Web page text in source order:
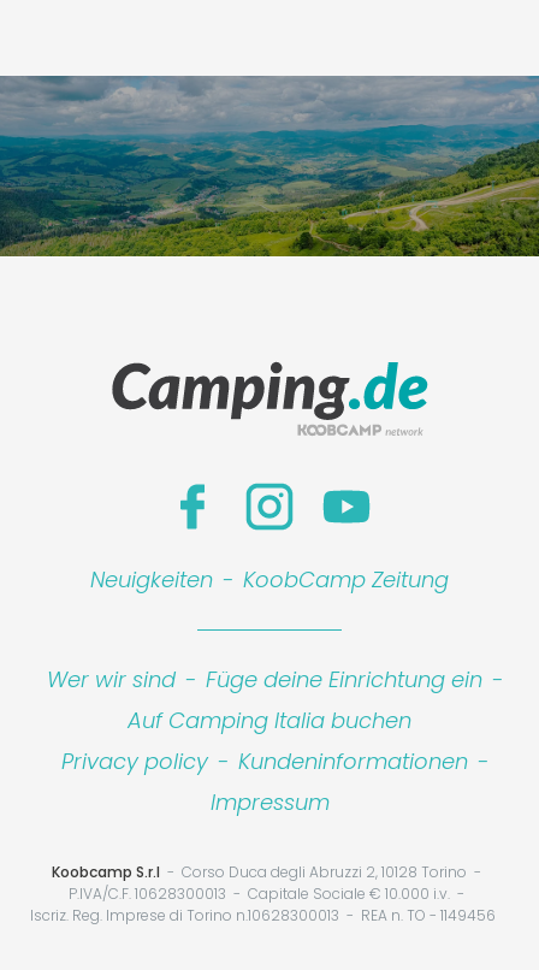
Neuigkeiten - KoobCamp Zeitung
Wer wir sind - Füge deine Einrichtung ein -
Auf Camping Italia buchen
Privacy policy - Kundeninformationen -
Impressum
Koobcamp S.r.l
Corso Duca degli Abruzzi 2, 10128 Torino
P.IVA/C.F. 10628300013
Capitale Sociale € 10.000 i.v.
Iscriz. Reg. Imprese di Torino n.10628300013
REA n. TO - 1149456